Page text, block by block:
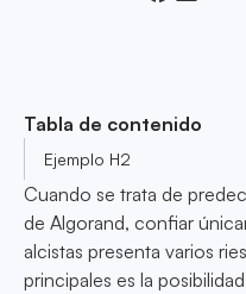
Tabla de contenido
Ejemplo H2
Cuando se trata de
de Algorand, confiar
alcistas presenta varios
principales es la